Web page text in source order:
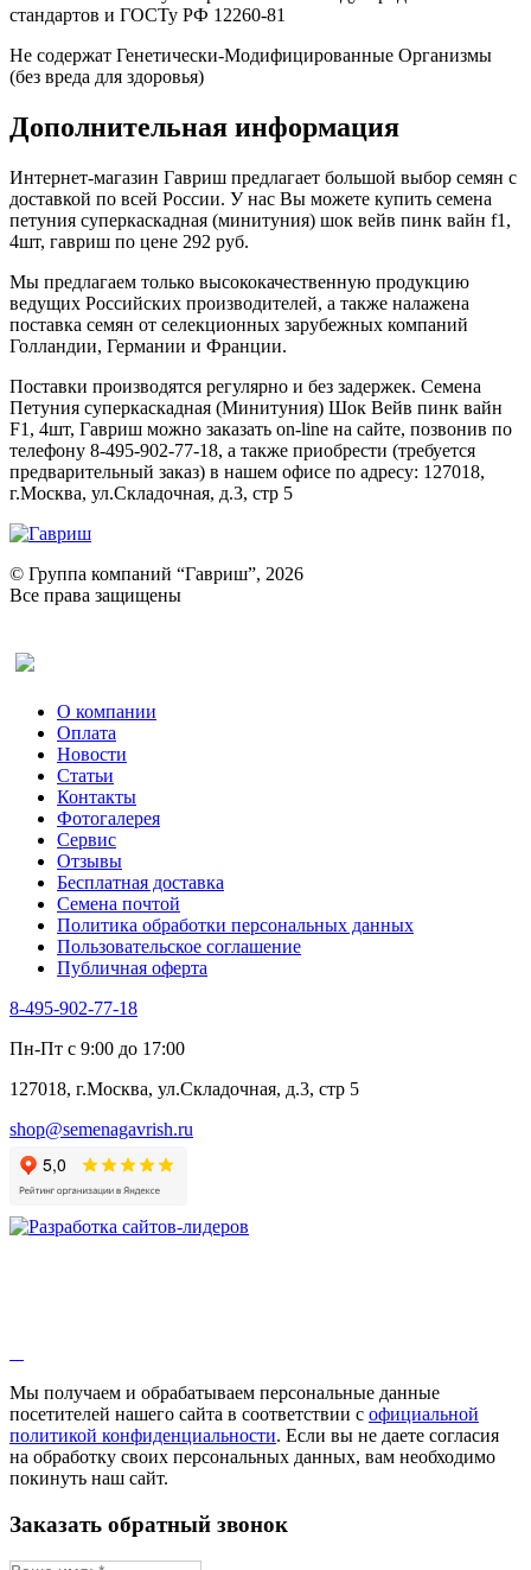
стандартов и ГОСТу РФ 12260-81
Не содержат Генетически-Модифицированные Организмы
(без вреда для здоровья)
Дополнительная информация
Интернет-магазин Гавриш предлагает большой выбор семян с
доставкой по всей России. У нас Вы можете купить семена
петуния суперкаскадная (минитуния) шок вейв пинк вайн f1,
4шт, гавриш по цене 292 руб.
Мы предлагаем только высококачественную продукцию
ведущих Российских производителей, а также налажена
поставка семян от селекционных зарубежных компаний
Голландии, Германии и Франции.
Поставки производятся регулярно и без задержек. Семена
Петуния суперкаскадная (Минитуния) Шок Вейв пинк вайн
F1, 4шт, Гавриш можно заказать on-line на сайте, позвонив по
телефону 8-495-902-77-18, а также приобрести (требуется
предварительный заказ) в нашем офисе по адресу: 127018,
г.Москва, ул.Складочная, д.3, стр 5
© Группа компаний “Гавриш”, 2026
Все права защищены
О компании
Оплата
Новости
Статьи
Контакты
Фотогалерея​
Сервис
Отзывы
Бесплатная доставка
Семена почтой
Политика обработки персональных данных
Пользовательское соглашение
Публичная оферта
8-495-902-77-18
Пн-Пт с 9:00 до 17:00
127018, г.Москва, ул.Складочная, д.3, стр 5
shop@semenagavrish.ru
Мы получаем и обрабатываем персональные данные
посетителей нашего сайта в соответствии с официальной
политикой конфиденциальности. Если вы не даете согласия
на обработку своих персональных данных, вам необходимо
покинуть наш сайт.
Заказать обратный звонок